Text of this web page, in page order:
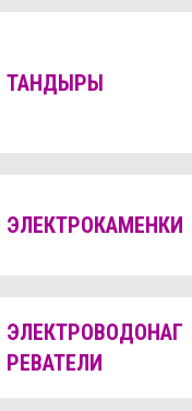
ТАНДЫРЫ
ЭЛЕКТРОКАМЕНКИ
ЭЛЕКТРОВОДОНАГ
РЕВАТЕЛИ